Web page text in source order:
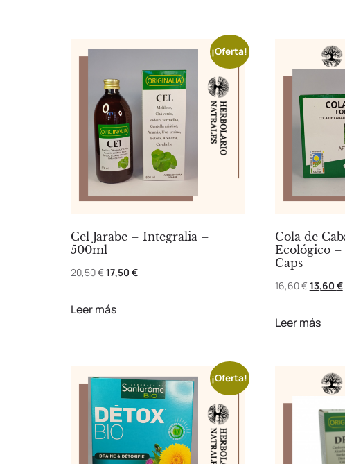
¡Oferta!
Cel Jarabe – Integralia –
500ml
20,50€17,50 €
Leer más
Cola de
Ecológico
Caps
16,60€13,60 €
Leer más
¡Oferta!